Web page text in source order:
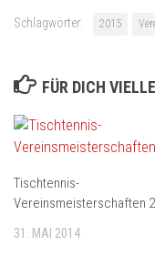
Schlagwörter: 2015
FÜR DICH
Tischtennis-
Vereinsmeisterschaften
31. MAI 2014